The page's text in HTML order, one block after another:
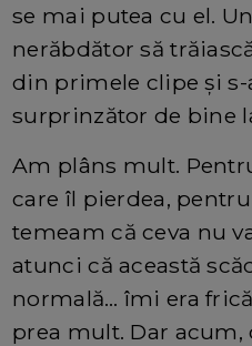
se mai putea cu el.
nerăbdător să
din primele clipe și s-
surprinzător de bine
Am plâns mult.
care îl pierdea,
temeam că ceva nu
atunci că această
normală… îmi era
prea mult. Dar acum,